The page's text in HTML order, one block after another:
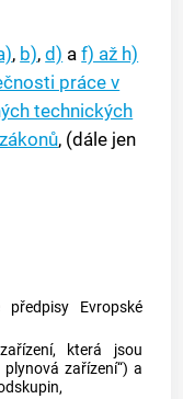
, b),d) af) až h)
práce v
technických
, (dále jen
Evropské
která jsou
zařízení“) a